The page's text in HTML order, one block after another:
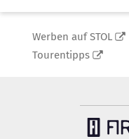
Werben auf STOL
Tourentipps